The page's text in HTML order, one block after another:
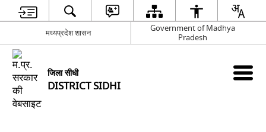
मध्यप्रदेश शासन
Government of Madhya
Pradesh
जिला सीधी
DISTRICT SIDHI